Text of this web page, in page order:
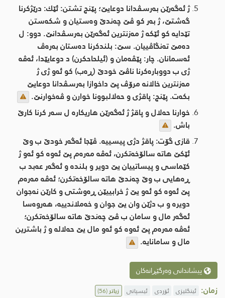
ژ ئه‌گه‌رێن به‌رسڤدانا دوعایێ؛ پێنج تشتن: ئێك: درێژكرنا
گه‌شتێ، ژ به‌ر كو ڤێ چه‌ندێ وه‌ستیان و شكه‌ستن
تێدایه‌ كو ئێكه‌ ژ مه‌زنترین ئه‌گه‌رێن به‌رسڤدانێ. دوو: ل
ده‌مێ ته‌نگاڤییان. سێ: بلندكرنا ده‌ستان به‌ره‌ڤ
ئه‌سمانان. چار: پێڤه‌مان و (ئیلحاحكرن) د دوعایێدا، ئه‌ڤه‌
ژی ب دووباره‌كرنا ناڤێ خودێ (ڕه‌ب) كو ئه‌و ژی ژ
مه‌زنترین خالانه‌ مرۆڤ پێ داخوازا به‌رسڤدانا دوعایێ
بكه‌ت. پێنج: پاقژی و حه‌لالبوونا خوارن و ڤه‌خوارنێ.
خوارنا حه‌لال و پاقژ ژ ئه‌گه‌رێن هاریكاره‌ ل سه‌ر كرنا كارێ
باش.
قازی گۆت: پاقژ دژی پیسییە. ڤێجا ئەگەر خودێ ب وێ
ئێكێ هاتە سالۆخه‌تكرن، ئه‌ڤه‌ مه‌ره‌م پێ ئەوە کو ئەو ژ
کێماسی و پیساتییان یێ دویر و بلنده‌ و ئەگەر عه‌بد ب
ڕه‌هایی ب وێ چه‌ندێ هاتە سالۆخه‌تكرن؛ ئه‌ڤه‌ مه‌ره‌م
پێ ئەوە کو ئەو یێ ژ خرابییێن ڕەوشتی و کارێن نەجوان
دویرە و ب دژێن وان یێ جوان و خه‌ملاندییه‌، هه‌روه‌سا
ئەگەر مال و سامان ب ڤێ چه‌ندێ هاتە سالۆخه‌تكرن؛
ئه‌ڤه‌ مه‌ره‌م پێ ئەوە کو ئه‌و مال یێ حەلاله‌ و ژ باشترین
مال و سامانایه‌.
پیشاندانی وەرگێڕانەکان
زمان: ئینگلیزی ئۆردی ئیسپانی زیاتر(56)